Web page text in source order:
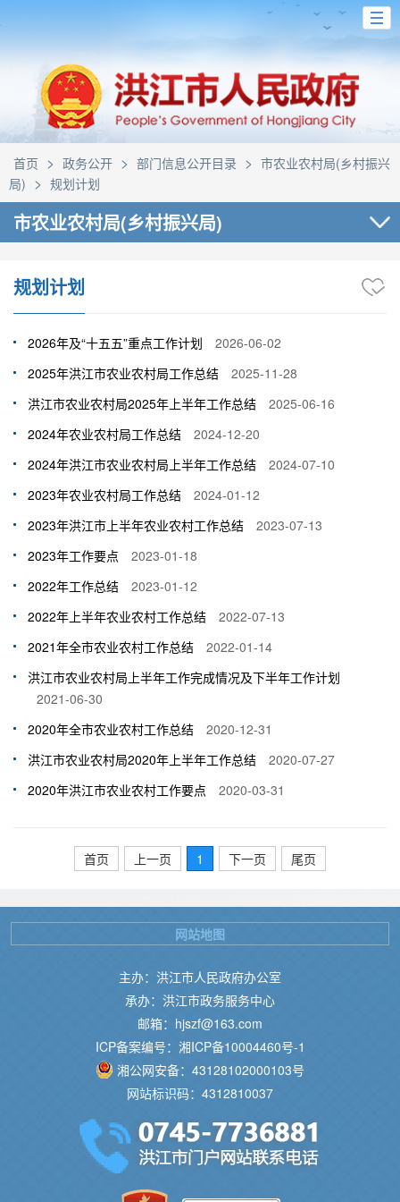
首页 > 政务公开 > 部门信息公开目录 > 市农业农村局(乡村振兴
局) > 规划计划
市农业农村局(乡村振兴局)
规划计划
2026年及“十五五”重点工作计划
2026-06-02
2025年洪江市农业农村局工作总结
2025-11-28
洪江市农业农村局2025年上半年工作总结
2025-06-16
2024年农业农村局工作总结
2024-12-20
2024年洪江市农业农村局上半年工作总结
2024-07-10
2023年农业农村局工作总结
2024-01-12
2023年洪江市上半年农业农村工作总结
2023-07-13
2023年工作要点
2023-01-18
2022年工作总结
2023-01-12
2022年上半年农业农村工作总结
2022-07-13
2021年全市农业农村工作总结
2022-01-14
洪江市农业农村局上半年工作完成情况及下半年工作计划
2021-06-30
2020年全市农业农村工作总结
2020-12-31
洪江市农业农村局2020年上半年工作总结
2020-07-27
2020年洪江市农业农村工作要点
2020-03-31
首页 上一页 1 下一页 尾页
主办：洪江市人民政府办公室
承办：洪江市政务服务中心
邮箱：hjszf@163.com
ICP备案编号：湘ICP备10004460号-1
湘公网安备：43128102000103号
网站标识码：4312810037
网站地图